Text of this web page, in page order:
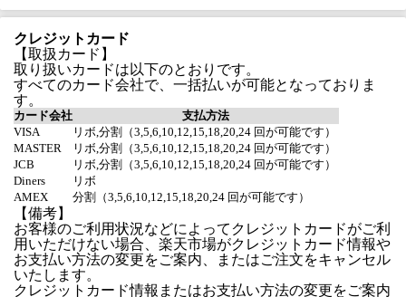
クレジットカード
【取扱カード】
取り扱いカードは以下のとおりです。
すべてのカード会社で、一括払いが可能となっておりま
す。
カード会社
支払方法
VISA
リボ,分割（3,5,6,10,12,15,18,20,24 回が可能です）
MASTER
リボ,分割（3,5,6,10,12,15,18,20,24 回が可能です）
JCB
リボ,分割（3,5,6,10,12,15,18,20,24 回が可能です）
Diners
リボ
AMEX
分割（3,5,6,10,12,15,18,20,24 回が可能です）
【備考】
お客様のご利用状況などによってクレジットカードがご利
用いただけない場合、楽天市場がクレジットカード情報や
お支払い方法の変更をご案内、またはご注文をキャンセル
いたします。
クレジットカード情報またはお支払い方法の変更をご案内